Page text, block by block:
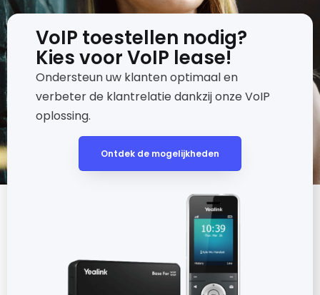
VoIP toestellen nodig?
Kies voor VoIP lease!
Ondersteun uw klanten optimaal en
verbeter de klantrelatie dankzij onze VoIP
oplossing.
Ontdek de mogelijkheden